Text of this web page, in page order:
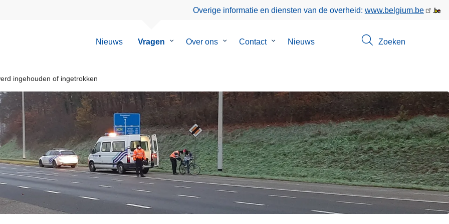
Overige informatie en diensten van de overheid: www.belgium.be
Nieuws Vragen
SubmenuOver ons
Submenu
Contact
Submenu
Nieuws Zoeken
ingehouden of ingetrokken